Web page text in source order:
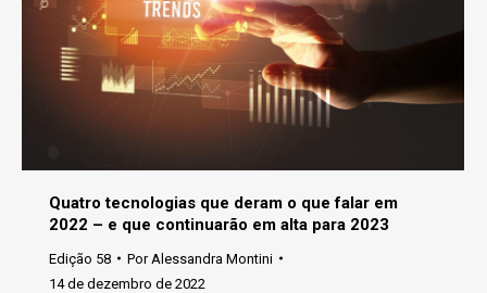
Quatro tecnologias que deram o que falar em
2022 – e que continuarão em alta para 2023
Edição 58 Por Alessandra Montini
14 de dezembro de 2022